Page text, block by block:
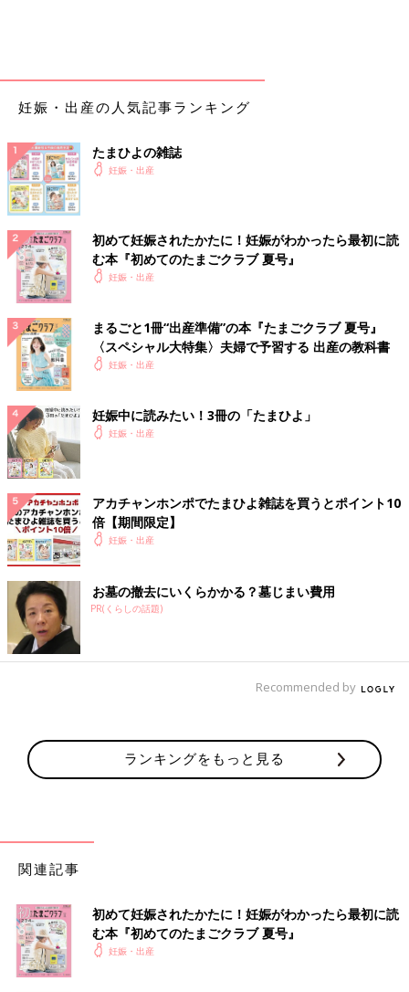
妊娠・出産の人気記事ランキング
たまひよの雑誌
妊娠・出産
初めて妊娠されたかたに！妊娠がわかったら最初に読
む本『初めてのたまごクラブ 夏号』
妊娠・出産
まるごと1冊“出産準備”の本『たまごクラブ 夏号』
〈スペシャル大特集〉夫婦で予習する 出産の教科書
妊娠・出産
妊娠中に読みたい！3冊の「たまひよ」
妊娠・出産
アカチャンホンポでたまひよ雑誌を買うとポイント10
倍【期間限定】
妊娠・出産
お墓の撤去にいくらかかる？墓じまい費用
PR(くらしの話題)
Recommended by
ランキングをもっと見る
関連記事
初めて妊娠されたかたに！妊娠がわかったら最初に読
む本『初めてのたまごクラブ 夏号』
妊娠・出産